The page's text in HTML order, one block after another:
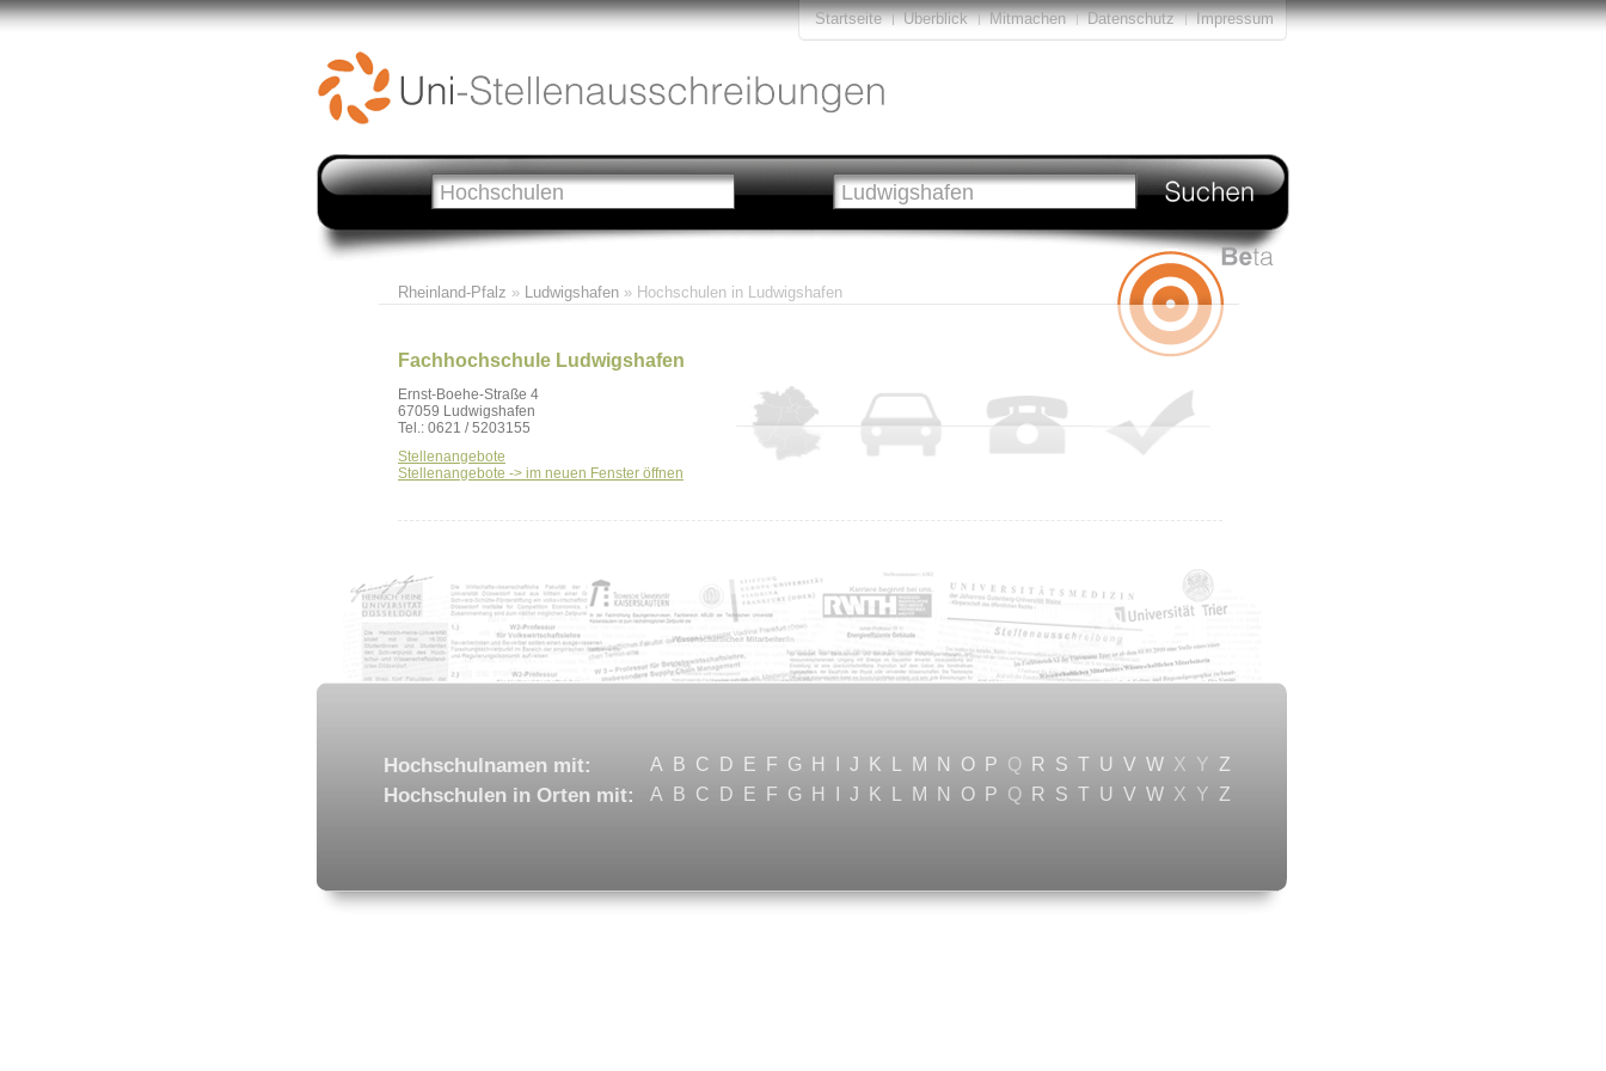
Startseite Überblick Mitmachen Datenschutz Impressum
Rheinland-Pfalz » Ludwigshafen » Hochschulen in Ludwigshafen
Fachhochschule Ludwigshafen
Ernst-Boehe-Straße 4
67059 Ludwigshafen
Tel.: 0621 / 5203155
Stellenangebote
Stellenangebote -> im neuen Fenster öffnen
Hochschulnamen mit: A B C D E F G H J K M N O P Q R S T U V W X Y Z
Hochschulen in Orten mit: A B C D E F G H J K M N O P Q R S T U V W X Y Z